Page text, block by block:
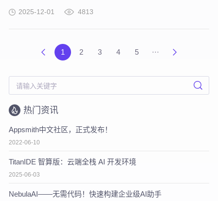
2025-12-01 4813
1 2 3 4 5 ···
热门资讯
Appsmith中文社区，正式发布！
2022-06-10
TitanIDE 智算版：云端全栈 AI 开发环境
2025-06-03
NebulaAI——无需代码！快速构建企业级AI助手